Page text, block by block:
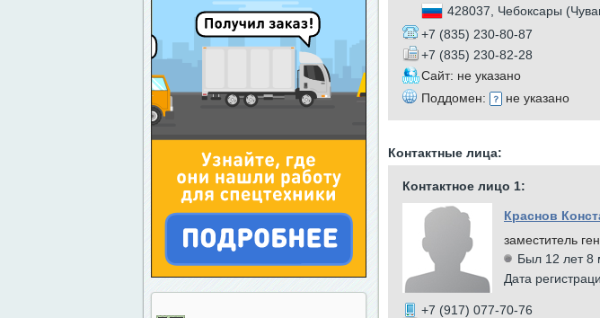
428037, Чебоксары
+7 (835) 230-80-87
+7 (835) 230-82-28
Сайт: не указано
Поддомен:
не указано
Контактные лица:
Контактное лицо 1:
Краснов
заместитель
Был 12 лет 8
Дата
+7 (917) 077-70-76